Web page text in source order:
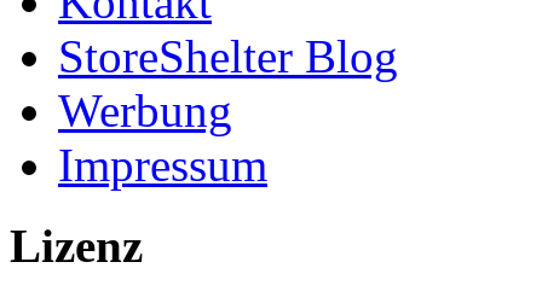
StoreShelter Blog
Werbung
Impressum
Lizenz